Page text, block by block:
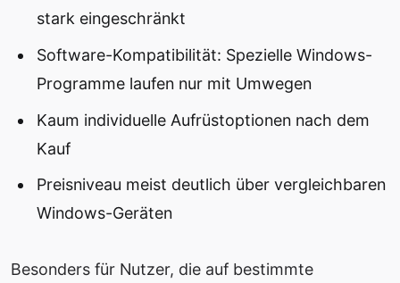
stark eingeschränkt
Software-Kompatibilität: Spezielle Windows-
Programme laufen nur mit Umwegen
Kaum individuelle Aufrüstoptionen nach dem
Kauf
Preisniveau meist deutlich über vergleichbaren
Windows-Geräten
Besonders für Nutzer, die auf bestimmte